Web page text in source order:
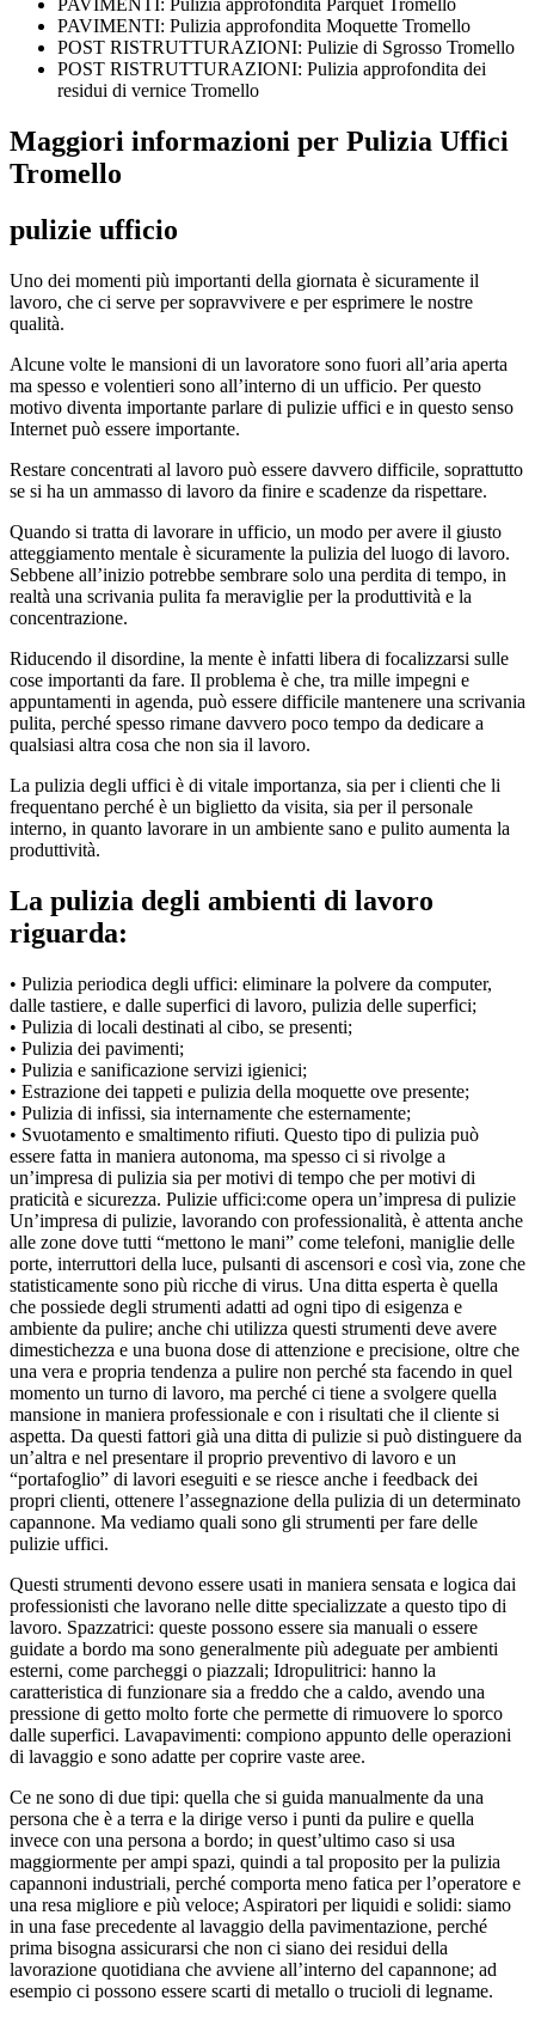
PAVIMENTI: Pulizia approfondita Parquet Tromello
PAVIMENTI: Pulizia approfondita Moquette Tromello
POST RISTRUTTURAZIONI: Pulizie di Sgrosso Tromello
POST RISTRUTTURAZIONI: Pulizia approfondita dei
residui di vernice Tromello
Maggiori informazioni per Pulizia Uffici
Tromello
pulizie ufficio
Uno dei momenti più importanti della giornata è sicuramente il
lavoro, che ci serve per sopravvivere e per esprimere le nostre
qualità.
Alcune volte le mansioni di un lavoratore sono fuori all’aria aperta
ma spesso e volentieri sono all’interno di un ufficio. Per questo
motivo diventa importante parlare di pulizie uffici e in questo senso
Internet può essere importante.
Restare concentrati al lavoro può essere davvero difficile, soprattutto
se si ha un ammasso di lavoro da finire e scadenze da rispettare.
Quando si tratta di lavorare in ufficio, un modo per avere il giusto
atteggiamento mentale è sicuramente la pulizia del luogo di lavoro.
Sebbene all’inizio potrebbe sembrare solo una perdita di tempo, in
realtà una scrivania pulita fa meraviglie per la produttività e la
concentrazione.
Riducendo il disordine, la mente è infatti libera di focalizzarsi sulle
cose importanti da fare. Il problema è che, tra mille impegni e
appuntamenti in agenda, può essere difficile mantenere una scrivania
pulita, perché spesso rimane davvero poco tempo da dedicare a
qualsiasi altra cosa che non sia il lavoro.
La pulizia degli uffici è di vitale importanza, sia per i clienti che li
frequentano perché è un biglietto da visita, sia per il personale
interno, in quanto lavorare in un ambiente sano e pulito aumenta la
produttività.
La pulizia degli ambienti di lavoro
riguarda:
• Pulizia periodica degli uffici: eliminare la polvere da computer,
dalle tastiere, e dalle superfici di lavoro, pulizia delle superfici;
• Pulizia di locali destinati al cibo, se presenti;
• Pulizia dei pavimenti;
• Pulizia e sanificazione servizi igienici;
• Estrazione dei tappeti e pulizia della moquette ove presente;
• Pulizia di infissi, sia internamente che esternamente;
• Svuotamento e smaltimento rifiuti. Questo tipo di pulizia può
essere fatta in maniera autonoma, ma spesso ci si rivolge a
un’impresa di pulizia sia per motivi di tempo che per motivi di
praticità e sicurezza. Pulizie uffici:come opera un’impresa di pulizie
Un’impresa di pulizie, lavorando con professionalità, è attenta anche
alle zone dove tutti “mettono le mani” come telefoni, maniglie delle
porte, interruttori della luce, pulsanti di ascensori e così via, zone che
statisticamente sono più ricche di virus. Una ditta esperta è quella
che possiede degli strumenti adatti ad ogni tipo di esigenza e
ambiente da pulire; anche chi utilizza questi strumenti deve avere
dimestichezza e una buona dose di attenzione e precisione, oltre che
una vera e propria tendenza a pulire non perché sta facendo in quel
momento un turno di lavoro, ma perché ci tiene a svolgere quella
mansione in maniera professionale e con i risultati che il cliente si
aspetta. Da questi fattori già una ditta di pulizie si può distinguere da
un’altra e nel presentare il proprio preventivo di lavoro e un
“portafoglio” di lavori eseguiti e se riesce anche i feedback dei
propri clienti, ottenere l’assegnazione della pulizia di un determinato
capannone. Ma vediamo quali sono gli strumenti per fare delle
pulizie uffici.
Questi strumenti devono essere usati in maniera sensata e logica dai
professionisti che lavorano nelle ditte specializzate a questo tipo di
lavoro. Spazzatrici: queste possono essere sia manuali o essere
guidate a bordo ma sono generalmente più adeguate per ambienti
esterni, come parcheggi o piazzali; Idropulitrici: hanno la
caratteristica di funzionare sia a freddo che a caldo, avendo una
pressione di getto molto forte che permette di rimuovere lo sporco
dalle superfici. Lavapavimenti: compiono appunto delle operazioni
di lavaggio e sono adatte per coprire vaste aree.
Ce ne sono di due tipi: quella che si guida manualmente da una
persona che è a terra e la dirige verso i punti da pulire e quella
invece con una persona a bordo; in quest’ultimo caso si usa
maggiormente per ampi spazi, quindi a tal proposito per la pulizia
capannoni industriali, perché comporta meno fatica per l’operatore e
una resa migliore e più veloce; Aspiratori per liquidi e solidi: siamo
in una fase precedente al lavaggio della pavimentazione, perché
prima bisogna assicurarsi che non ci siano dei residui della
lavorazione quotidiana che avviene all’interno del capannone; ad
esempio ci possono essere scarti di metallo o trucioli di legname.